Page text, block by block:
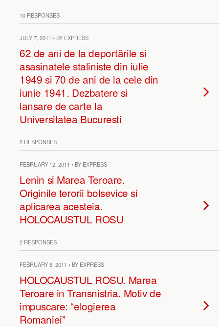
10 RESPONSES
JULY 7, 2011 • BY EXPRESS
62 de ani de la deportările si
asasinatele staliniste din iulie
1949 si 70 de ani de la cele din
iunie 1941. Dezbatere si
lansare de carte la
Universitatea Bucuresti
2 RESPONSES
FEBRUARY 12, 2011 • BY EXPRESS
Lenin si Marea Teroare.
Originile terorii bolsevice si
aplicarea acesteia.
HOLOCAUSTUL ROSU
2 RESPONSES
FEBRUARY 8, 2011 • BY EXPRESS
HOLOCAUSTUL ROSU. Marea
Teroare in Transnistria. Motiv de
impuscare: “elogierea
Romaniei”